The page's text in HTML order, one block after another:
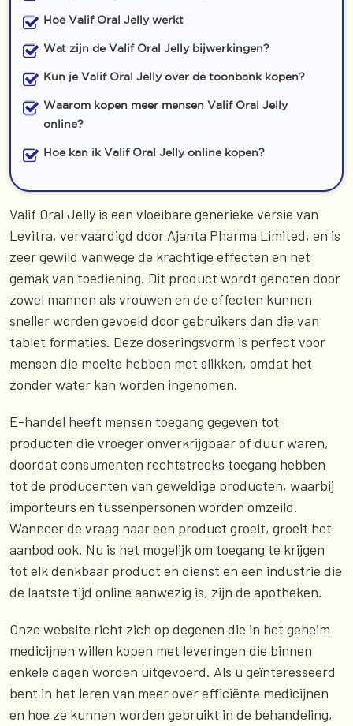
Hoe Valif Oral Jelly werkt
Wat zijn de Valif Oral Jelly bijwerkingen?
Kun je Valif Oral Jelly over de toonbank kopen?
Waarom kopen meer mensen Valif Oral Jelly
online?
Hoe kan ik Valif Oral Jelly online kopen?
Valif Oral Jelly is een vloeibare generieke versie van
Levitra, vervaardigd door Ajanta Pharma Limited, en is
zeer gewild vanwege de krachtige effecten en het
gemak van toediening. Dit product wordt genoten door
zowel mannen als vrouwen en de effecten kunnen
sneller worden gevoeld door gebruikers dan die van
tablet formaties. Deze doseringsvorm is perfect voor
mensen die moeite hebben met slikken, omdat het
zonder water kan worden ingenomen.
E-handel heeft mensen toegang gegeven tot
producten die vroeger onverkrijgbaar of duur waren,
doordat consumenten rechtstreeks toegang hebben
tot de producenten van geweldige producten, waarbij
importeurs en tussenpersonen worden omzeild.
Wanneer de vraag naar een product groeit, groeit het
aanbod ook. Nu is het mogelijk om toegang te krijgen
tot elk denkbaar product en dienst en een industrie die
de laatste tijd online aanwezig is, zijn de apotheken.
Onze website richt zich op degenen die in het geheim
medicijnen willen kopen met leveringen die binnen
enkele dagen worden uitgevoerd. Als u geïnteresseerd
bent in het leren van meer over efficiënte medicijnen
en hoe ze kunnen worden gebruikt in de behandeling,